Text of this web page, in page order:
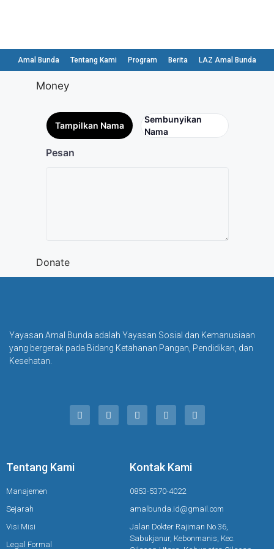
Amal Bunda Tentang Kami Program Berita LAZ Amal Bunda
Money
Tampilkan Nama
Sembunyikan
Nama
Pesan
Donate
Yayasan Amal Bunda adalah Yayasan Sosial dan Kemanusiaan
yang bergerak pada Bidang Ketahanan Pangan, Pendidikan, dan
Kesehatan.
Tentang Kami
Manajemen
Sejarah
Visi Misi
Legal Formal
Kontak Kami
0853-5370-4022
amalbunda.id@gmail.com
Jalan Dokter Rajiman No.36,
Sabukjanur, Kebonmanis, Kec.